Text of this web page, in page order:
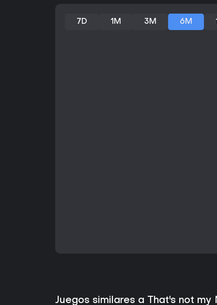
7D 1M 3M 6M
Juegos similares a That's not my